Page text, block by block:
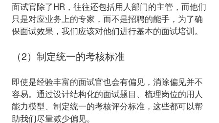
面试官除了HR，往往还包括用人部门的主管，而他们
只是对应业务上的专家，而不是招聘的能手，为了确
（2）制定统一的考核标准
即使是经验丰富的面试官也会有偏见，消除偏见并不
容易。通过设计结构化的面试题目、梳理岗位的用人
能力模型、制定统一的考核评分标准，这些都可以帮